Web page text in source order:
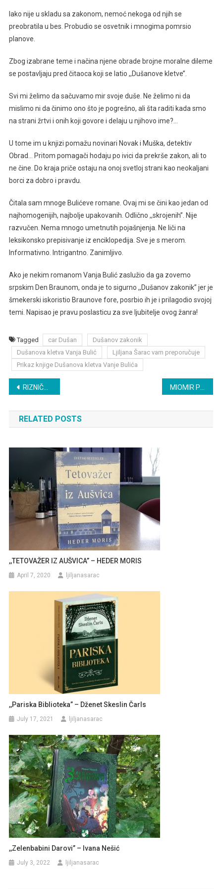
Iako nije u skladu sa zakonom, nemoć nekoga od njih se
preobratila u bes. Probudio se osvetnik i mnogima pomrsio
planove.
Zbog izabrane teme i načina njene obrade brojne moralne dileme
se postavljaju pred čitaoca koji se latio ,,Dušanove kletve’’.
Svi mi želimo da sačuvamo mir svoje duše. Ne želimo ni da
mislimo ni da činimo ono što je pogrešno, ali šta raditi kada smo
na strani žrtvi i onih koji govore i delaju u njihovo ime?…
U tome im u knjizi pomažu novinari Novak i Muška, detektiv
Obrad… Pritom pomagači hodaju po ivici da prekrše zakon, ali to
ne čine. Do kraja priče ostaju na onoj svetloj strani kao neokaljani
borci za dobro i pravdu.
Čitala sam mnoge Bulićeve romane. Ovaj mi se čini kao jedan od
najhomogenijih, najbolje upakovanih. Odlično ,,skrojenih’’. Nije
razvučen. Nema mnogo umetnutih pojašnjenja. Ne liči na
leksikonsko prepisivanje iz enciklopedija. Sve je s merom.
Informativno. Intrigantno. Zanimljivo.
Ako je nekim romanom Vanja Bulić zaslužio da ga zovemo
srpskim Den Braunom, onda je to sigurno ,,Dušanov zakonik” jer je
šmekerski iskoristio Braunove fore, posrbio ih je i prilagodio svojoj
temi. Napisao je pravu poslasticu za sve ljubitelje ovog žanra!
Tagged car Dušan
Dušanov zakonik
Dušanova kletva Vanja Bulić
Ljiljana Šarac vam preporučuje
Prikaz knjige Dušanova kletva Vanje Bulića
Post
navigation
RIZNIČARKA INA STANIŠIĆ
RELATED POSTS
,,TETOVAŽER IZ AUŠVICA” – HEDER MORIS
April 7, 2020 ljiljanasarac
,,Pariska Biblioteka” – Dženet Skeslin Čarls
July 17, 2021 ljiljanasarac
,,Zelenbabini Darovi’’ – Ivana Nešić
July 3, 2022 ljiljanasarac